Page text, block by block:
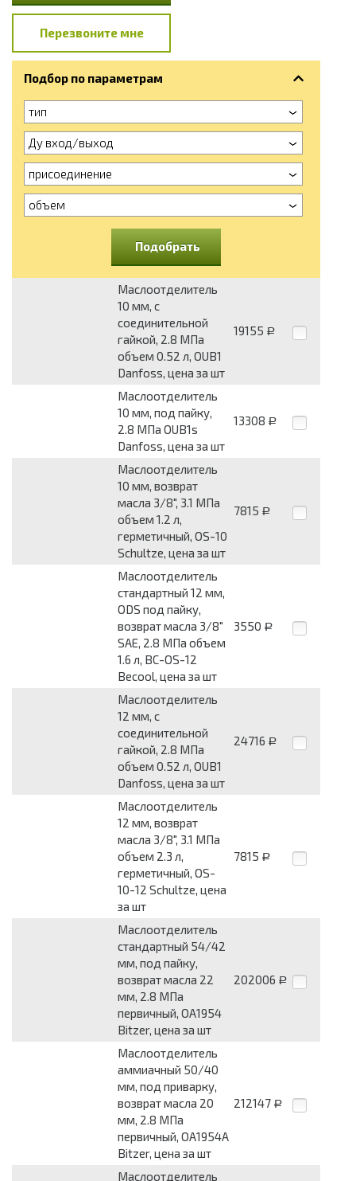
Перезвоните мне
Подбор по параметрам
тип
Ду вход/выход
присоединение
объем
Подобрать
Маслоотделитель
10 мм, с
соединительной
гайкой, 2.8 МПа
объем 0.52 л, OUB1
Danfoss, цена за шт
19155 Р
Маслоотделитель
10 мм, под пайку,
2.8 МПа OUB1s
Danfoss, цена за шт
13308 Р
Маслоотделитель
10 мм, возврат
масла 3/8", 3.1 МПа
объем 1.2 л,
герметичный, OS-10
Schultze, цена за шт
7815 Р
Маслоотделитель
стандартный 12 мм,
ODS под пайку,
возврат масла 3/8"
SAE, 2.8 МПа объем
1.6 л, BC-OS-12
Becool, цена за шт
3550 Р
Маслоотделитель
12 мм, с
соединительной
гайкой, 2.8 МПа
объем 0.52 л, OUB1
Danfoss, цена за шт
24716 Р
Маслоотделитель
12 мм, возврат
масла 3/8", 3.1 МПа
объем 2.3 л,
герметичный, OS-
10-12 Schultze, цена
за шт
7815 Р
Маслоотделитель
стандартный 54/42
мм, под пайку,
возврат масла 22
мм, 2.8 МПа
первичный, OA1954
Bitzer, цена за шт
202006 Р
Маслоотделитель
аммиачный 50/40
мм, под приварку,
возврат масла 20
мм, 2.8 МПа
первичный, OA1954A
Bitzer, цена за шт
212147 Р
Маслоотделитель